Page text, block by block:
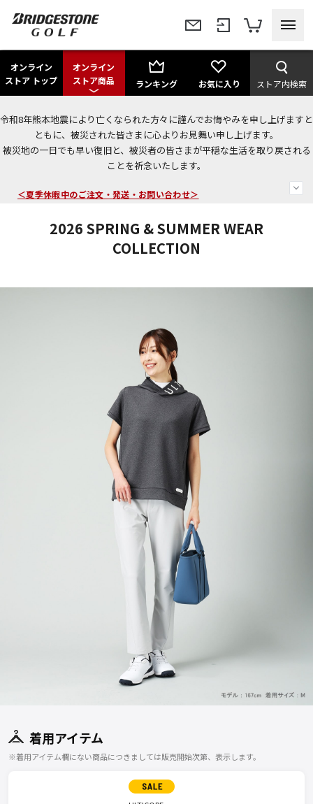
オンライン
ストア トップ
オンライン
ストア商品
ランキング お気に入り ストア内検索
令和8年熊本地震により亡くなられた方々に謹んでお悔やみを申し上げますと
ともに、被災された皆さまに心よりお見舞い申し上げます。
被災地の一日でも早い復旧と、被災者の皆さまが平穏な生活を取り戻される
ことを祈念いたします。
今なら新規会員登録で1,000円OFFクーポンプレゼント！
＜商品配送に関するお知らせ＞
2026 SPRING & SUMMER WEAR
COLLECTION
着用アイテム
※着用アイテム欄にない商品につきましては販売開始次第、表示します。